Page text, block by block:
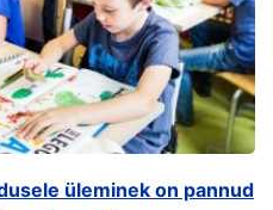
üleminek on pannud